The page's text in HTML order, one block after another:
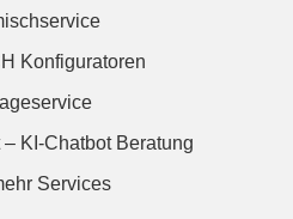
Konfiguratoren
KI-Chatbot Beratung
Services